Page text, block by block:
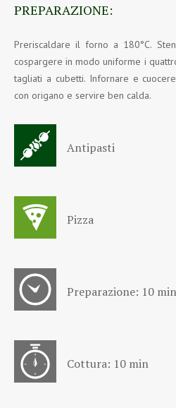
PREPARAZIONE:
Preriscaldare il forno a 180°C.
cospargere in modo uniforme i
tagliati a cubetti. Infornare e
con origano e servire ben calda.
Antipasti
Pizza
Preparazione: 10 min
Cottura: 10 min